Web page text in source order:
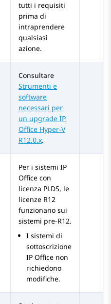
tutti i requisiti
prima di
intraprendere
qualsiasi
azione.
Consultare
Strumenti e
software
necessari per
un upgrade IP
Office Hyper-V
R12.0.x.
Per i sistemi IP
Office con
licenza PLDS, le
licenze R12
funzionano sui
sistemi pre-R12.
I sistemi di
sottoscrizione
IP Office non
richiedono
modifiche.